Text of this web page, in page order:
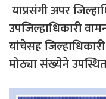
याप्रसंगी अपर
उपजिल्हाधिकारी
यांचेसह
मोठ्या संख्येने